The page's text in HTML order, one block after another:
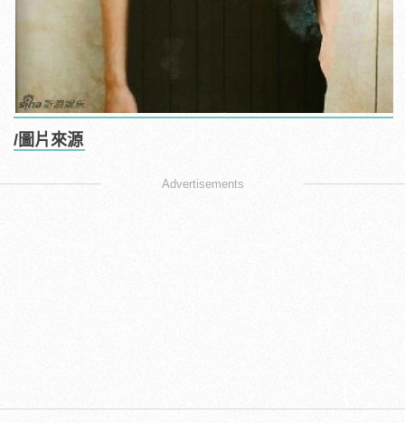
/圖片來源
Advertisements